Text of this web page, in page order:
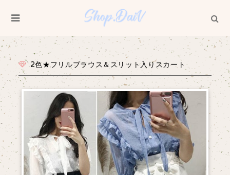
2色★フリルブラウス＆スリット入りスカート